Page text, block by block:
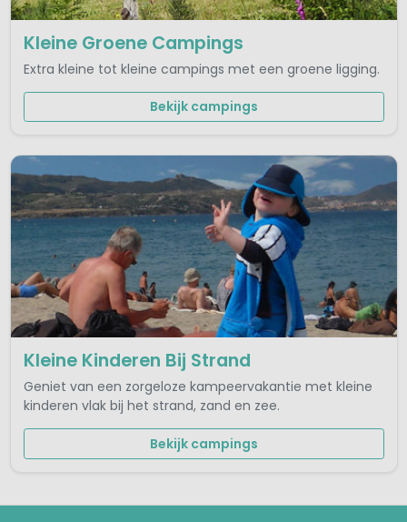
Kleine Groene Campings
Extra kleine tot kleine campings met een groene ligging.
Bekijk campings
Kleine Kinderen Bij Strand
Geniet van een zorgeloze kampeervakantie met kleine
kinderen vlak bij het strand, zand en zee.
Bekijk campings